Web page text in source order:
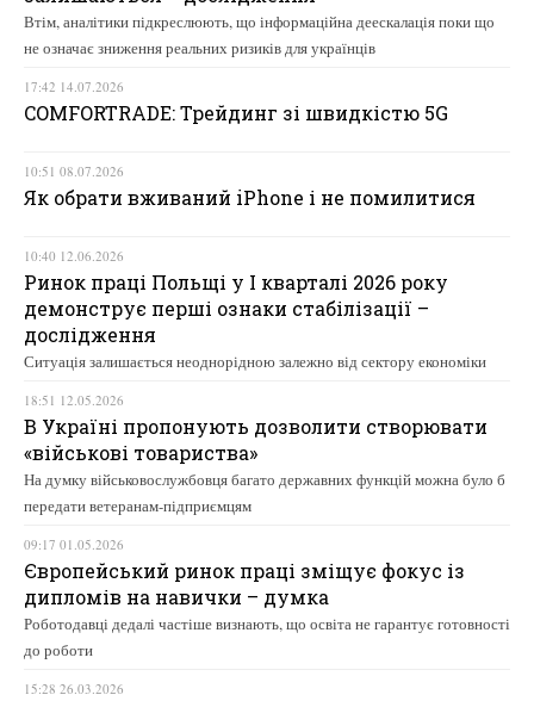
Втім, аналітики підкреслюють, що інформаційна деескалація поки що
не означає зниження реальних ризиків для українців
17:42 14.07.2026
COMFORTRADE: Трейдинг зі швидкістю 5G
10:51 08.07.2026
Як обрати вживаний iPhone і не помилитися
10:40 12.06.2026
Ринок праці Польщі у І кварталі 2026 року
демонструє перші ознаки стабілізації –
дослідження
Ситуація залишається неоднорідною залежно від сектору економіки
18:51 12.05.2026
В Україні пропонують дозволити створювати
«військові товариства»
На думку військовослужбовця багато державних функцій можна було б
передати ветеранам-підприємцям
09:17 01.05.2026
Європейський ринок праці зміщує фокус із
дипломів на навички – думка
Роботодавці дедалі частіше визнають, що освіта не гарантує готовності
до роботи
15:28 26.03.2026